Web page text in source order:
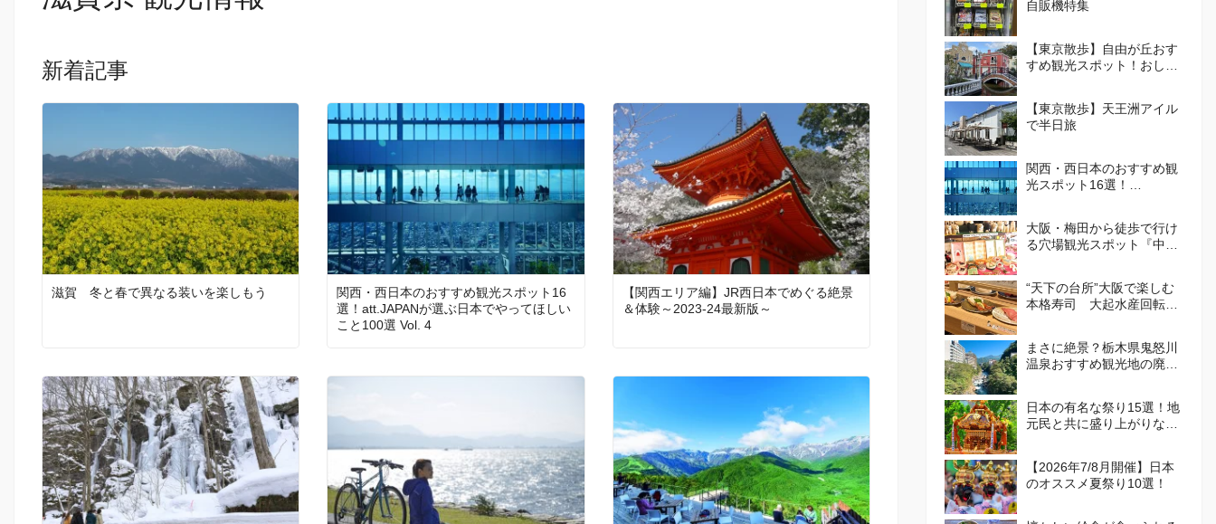
新着記事
滋賀 冬と春で異なる装いを楽しもう
関西・西日本のおすすめ観光スポット16
選！att.JAPANが選ぶ日本でやってほしい
こと100選 Vol. 4
【関西エリア編】JR西日本でめぐる絶景
＆体験～2023-24最新版～
自販機特集
【東京散歩】自由が丘おす
すめ観光スポット！おしゃ
【東京散歩】天王洲アイル
で半日旅
関西・西日本のおすすめ観
光スポット16選！
4
大阪・梅田から徒歩で行け
る穴場観光スポット『中崎
策しよう
“天下の台所”大阪で楽しむ
本格寿司 大起水産回転寿
まさに絶景？栃木県鬼怒川
温泉おすすめ観光地の廃墟
日本の有名な祭り15選！地
元民と共に盛り上がりなが
【2026年7/8月開催】日本
のオススメ夏祭り10選！